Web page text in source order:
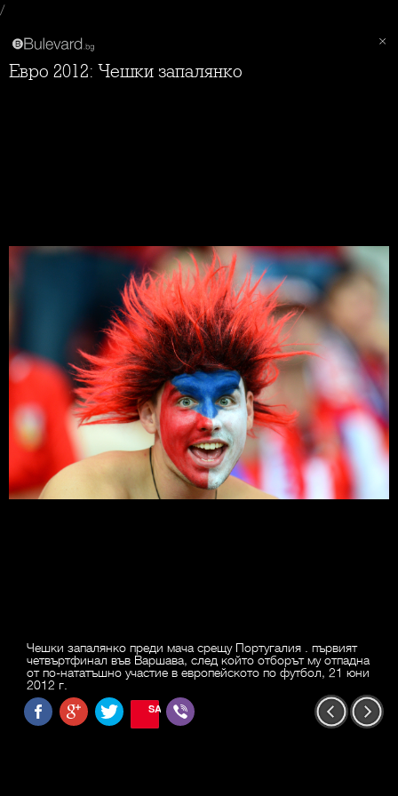
/
Евро 2012: Чешки запалянко
Чешки запалянко преди мача срещу Португалия . първият
четвъртфинал във Варшава, след който отборът му отпадна
от по-нататъшно участие в европейското по футбол, 21 юни
2012 г.
SAVE